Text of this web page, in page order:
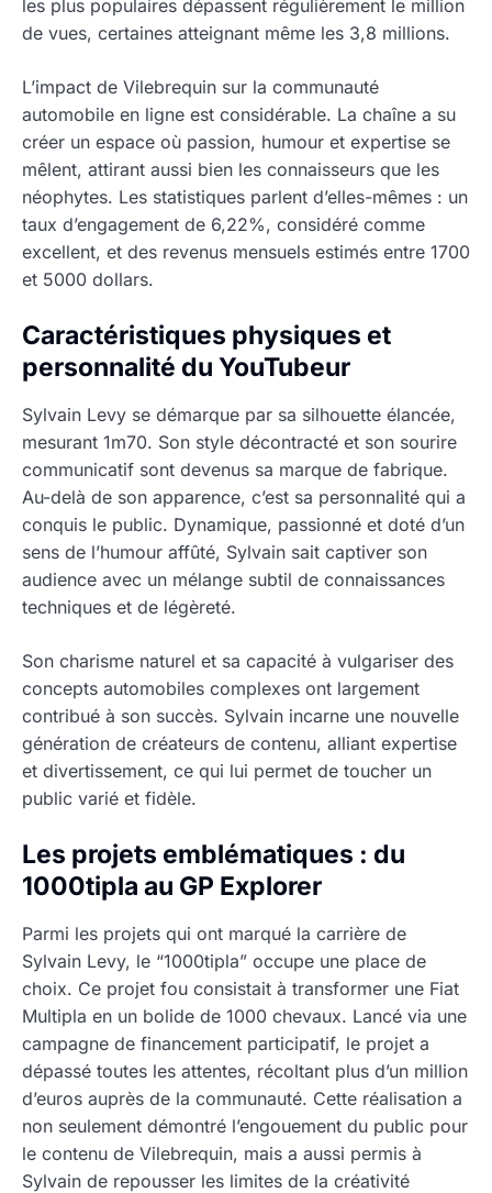
les plus populaires dépassent régulièrement le million
de vues, certaines atteignant même les 3,8 millions.
L’impact de Vilebrequin sur la communauté
automobile en ligne est considérable. La chaîne a su
créer un espace où passion, humour et expertise se
mêlent, attirant aussi bien les connaisseurs que les
néophytes. Les statistiques parlent d’elles-mêmes : un
taux d’engagement de 6,22%, considéré comme
excellent, et des revenus mensuels estimés entre 1700
et 5000 dollars.
Caractéristiques physiques et
personnalité du YouTubeur
Sylvain Levy se démarque par sa silhouette élancée,
mesurant 1m70. Son style décontracté et son sourire
communicatif sont devenus sa marque de fabrique.
Au-delà de son apparence, c’est sa personnalité qui a
conquis le public. Dynamique, passionné et doté d’un
sens de l’humour affûté, Sylvain sait captiver son
audience avec un mélange subtil de connaissances
techniques et de légèreté.
Son charisme naturel et sa capacité à vulgariser des
concepts automobiles complexes ont largement
contribué à son succès. Sylvain incarne une nouvelle
génération de créateurs de contenu, alliant expertise
et divertissement, ce qui lui permet de toucher un
public varié et fidèle.
Les projets emblématiques : du
1000tipla au GP Explorer
Parmi les projets qui ont marqué la carrière de
Sylvain Levy, le “1000tipla” occupe une place de
choix. Ce projet fou consistait à transformer une Fiat
Multipla en un bolide de 1000 chevaux. Lancé via une
campagne de financement participatif, le projet a
dépassé toutes les attentes, récoltant plus d’un million
d’euros auprès de la communauté. Cette réalisation a
non seulement démontré l’engouement du public pour
le contenu de Vilebrequin, mais a aussi permis à
Sylvain de repousser les limites de la créativité